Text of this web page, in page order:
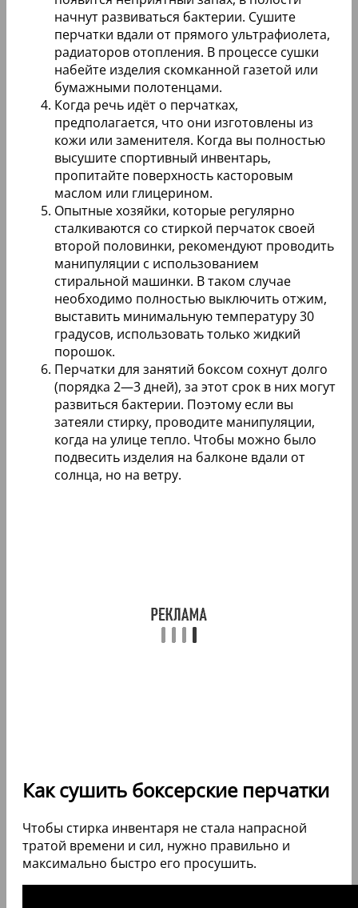
начнут развиваться бактерии. Сушите
перчатки вдали от прямого ультрафиолета,
радиаторов отопления. В процессе сушки
набейте изделия скомканной газетой или
бумажными полотенцами.
Когда речь идёт о перчатках,
предполагается, что они изготовлены из
кожи или заменителя. Когда вы полностью
высушите спортивный инвентарь,
пропитайте поверхность касторовым
маслом или глицерином.
Опытные хозяйки, которые регулярно
сталкиваются со стиркой перчаток своей
второй половинки, рекомендуют проводить
манипуляции с использованием
стиральной машинки. В таком случае
необходимо полностью выключить отжим,
выставить минимальную температуру 30
градусов, использовать только жидкий
порошок.
Перчатки для занятий боксом сохнут долго
(порядка 2—3 дней), за этот срок в них могут
развиться бактерии. Поэтому если вы
затеяли стирку, проводите манипуляции,
когда на улице тепло. Чтобы можно было
подвесить изделия на балконе вдали от
солнца, но на ветру.
Как сушить боксерские перчатки
Чтобы стирка инвентаря не стала напрасной
тратой времени и сил, нужно правильно и
максимально быстро его просушить.